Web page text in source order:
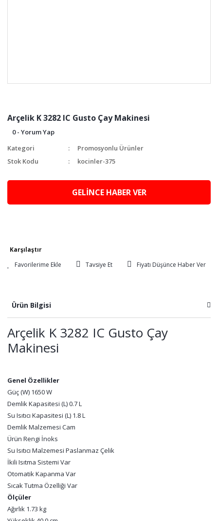
Arçelik K 3282 IC Gusto Çay Makinesi
0 - Yorum Yap
Kategori
Promosyonlu Ürünler
Stok Kodu
kocinler-375
GELİNCE HABER VER
Karşılaştır
Tavsiye Et
Fiyatı Düşünce Haber Ver
Ürün Bilgisi
Arçelik K 3282 IC Gusto Çay
Makinesi
Genel Özellikler
Güç (W) 1650 W
Demlik Kapasitesi (L) 0.7 L
Su Isıtıcı Kapasitesi (L) 1.8 L
Demlik Malzemesi Cam
Ürün Rengi İnoks
Su Isıtıcı Malzemesi Paslanmaz Çelik
İkili Isıtma Sistemi Var
Otomatik Kapanma Var
Sıcak Tutma Özelliği Var
Ölçüler
Ağırlık 1.73 kg